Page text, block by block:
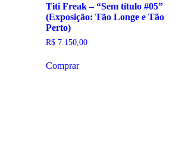
Titi Freak – “Sem título #05”
(Exposição: Tão Longe e Tão
Perto)
R$ 7.150,00
Comprar